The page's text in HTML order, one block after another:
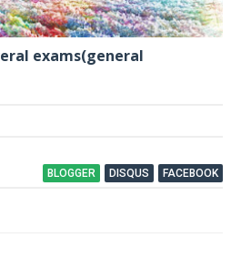
exams(general
BLOGGER DISQUS FACEBOOK